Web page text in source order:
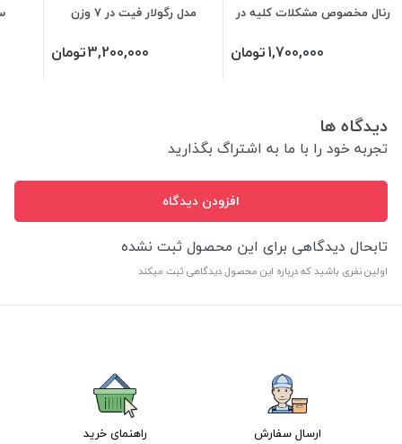
رنال مخصوص مشکلات کلیه در
1,700,000تومان
مدل رگولار فیت در 7 وزن
3,200,000تومان
دیدگاه ها
تجربه خود را با ما به اشتراگ بگذارید
افزودن دیدگاه
تابحال دیدگاهی برای این محصول ثبت نشده
اولین نفری باشید که درباره این محصول دیدگاهی ثبت میکند
ارسال سفارش راهنمای خرید